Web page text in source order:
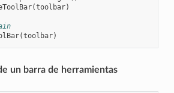
(toolbar)
(toolbar)
un barra de herramientas